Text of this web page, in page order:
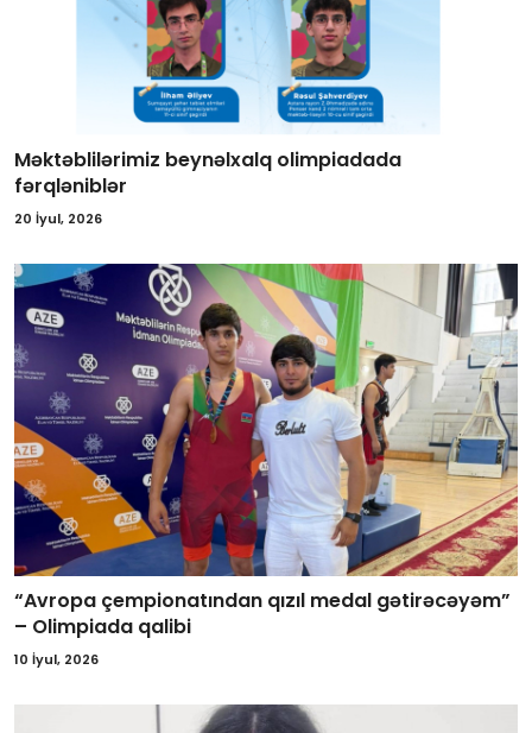
Məktəblilərimiz beynəlxalq olimpiadada
fərqləniblər
20 İyul, 2026
“Avropa çempionatından qızıl medal gətirəcəyəm”
– Olimpiada qalibi
10 İyul, 2026